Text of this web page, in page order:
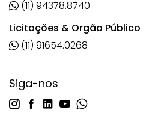
(11) 94378.8740
Licitações & Orgão Público
(11) 91654.0268
Siga-nos